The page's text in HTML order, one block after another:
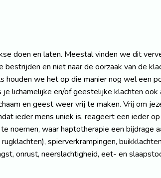
doen en laten. Meestal vinden we dit
en niet naar de oorzaak van de
we het op die manier nog wel een
lichamelijke en/of geestelijke klachten
en geest weer vrij te maken. Vrij om
ieder mens uniek is, reageert een ieder
noemen, waar haptotherapie een bijdrage
spierverkrampingen,
onrust, neerslachtigheid, eet- en